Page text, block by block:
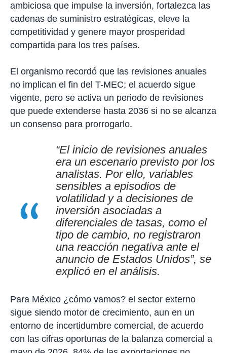
ambiciosa que impulse la inversión, fortalezca las
cadenas de suministro estratégicas, eleve la
competitividad y genere mayor prosperidad
compartida para los tres países.
El organismo recordó que las revisiones anuales
no implican el fin del T-MEC; el acuerdo sigue
vigente, pero se activa un periodo de revisiones
que puede extenderse hasta 2036 si no se alcanza
un consenso para prorrogarlo.
“El inicio de revisiones anuales
era un escenario previsto por los
analistas. Por ello, variables
sensibles a episodios de
volatilidad y a decisiones de
inversión asociadas a
diferenciales de tasas, como el
tipo de cambio, no registraron
una reacción negativa ante el
anuncio de Estados Unidos”, se
explicó en el análisis.
Para México ¿cómo vamos? el sector externo
sigue siendo motor de crecimiento, aun en un
entorno de incertidumbre comercial, de acuerdo
con las cifras oportunas de la balanza comercial a